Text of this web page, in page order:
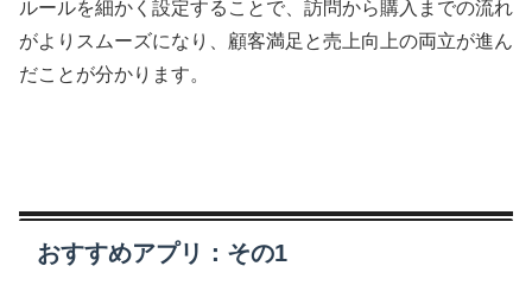
ルールを細かく設定することで、訪問から購入までの流れ
がよりスムーズになり、顧客満足と売上向上の両立が進ん
だことが分かります。
おすすめアプリ：その1